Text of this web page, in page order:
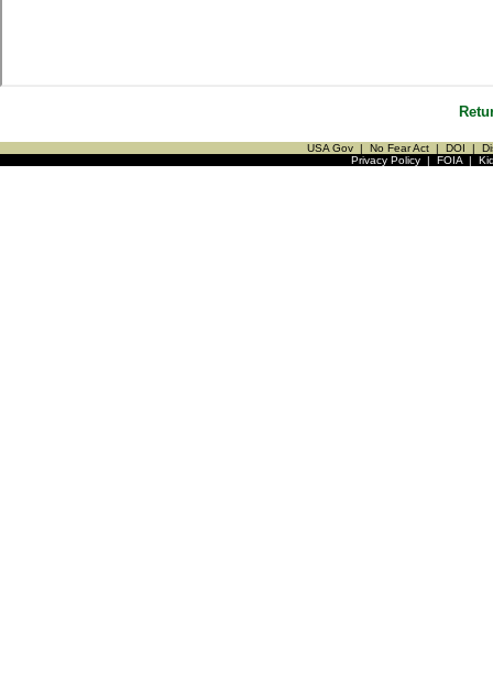
USA Gov | No Fear Act | DOI |
Privacy Policy| FOIA|